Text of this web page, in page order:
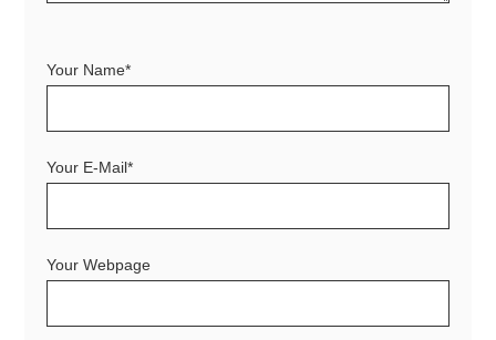
Your Name*
Your E-Mail*
Your Webpage